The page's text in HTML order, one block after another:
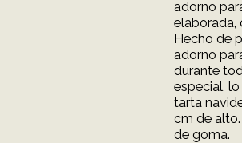
adorno
elaborada,
Hecho de
adorno
durante
especial,
tarta
cm de
de goma.